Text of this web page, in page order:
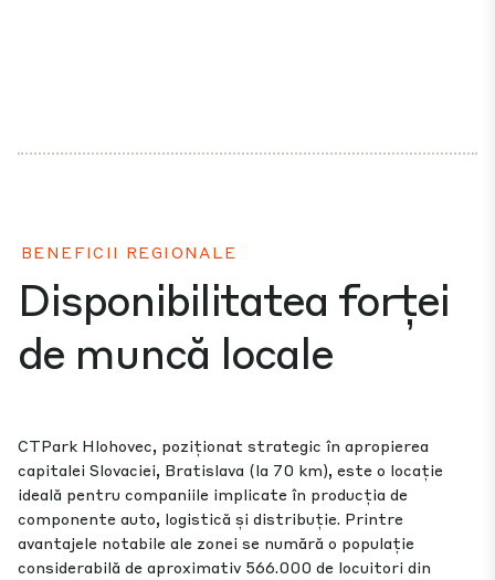
BENEFICII REGIONALE
Disponibilitatea forței
de muncă locale
CTPark Hlohovec, poziționat strategic în apropierea
capitalei Slovaciei, Bratislava (la 70 km), este o locație
ideală pentru companiile implicate în producția de
componente auto, logistică și distribuție. Printre
avantajele notabile ale zonei se numără o populație
considerabilă de aproximativ 566.000 de locuitori din